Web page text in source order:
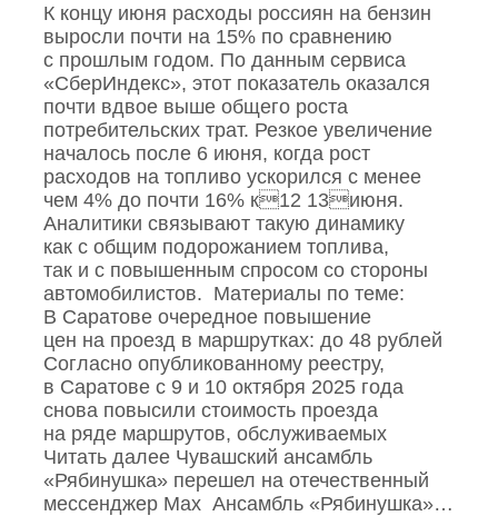
К концу июня расходы россиян на бензин
выросли почти на 15% по сравнению
с прошлым годом. По данным сервиса
«СберИндекс», этот показатель оказался
почти вдвое выше общего роста
потребительских трат. Резкое увеличение
началось после 6 июня, когда рост
расходов на топливо ускорился с менее
чем 4% до почти 16% к12 13июня.
Аналитики связывают такую динамику
как с общим подорожанием топлива,
так и с повышенным спросом со стороны
автомобилистов. Материалы по теме:
В Саратове очередное повышение
цен на проезд в маршрутках: до 48 рублей
Согласно опубликованному реестру,
в Саратове с 9 и 10 октября 2025 года
снова повысили стоимость проезда
на ряде маршрутов, обслуживаемых
Читать далее Чувашский ансамбль
«Рябинушка» перешел на отечественный
мессенджер Max Ансамбль «Рябинушка»…